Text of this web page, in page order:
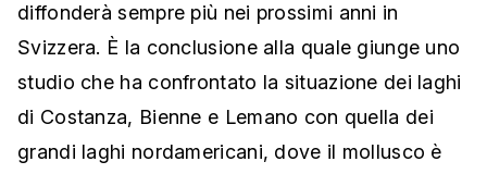
diffonderà sempre più nei prossimi anni in
Svizzera. È la conclusione alla quale giunge uno
studio che ha confrontato la situazione dei laghi
di Costanza, Bienne e Lemano con quella dei
grandi laghi nordamericani, dove il mollusco è